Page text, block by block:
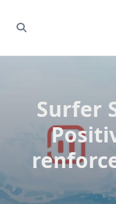
Surfer